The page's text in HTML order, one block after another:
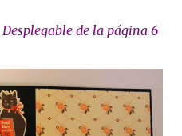
Desplegable de la página 6